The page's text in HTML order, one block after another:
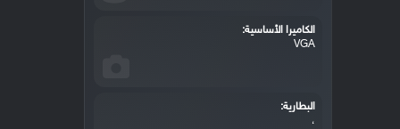
الكاميرا الأساسية:
VGA
البطارية:
،